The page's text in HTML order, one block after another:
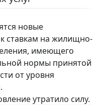
новые
ставкам на жилищно-
имеющего
нормы принятой
от уровня
утратило силу.